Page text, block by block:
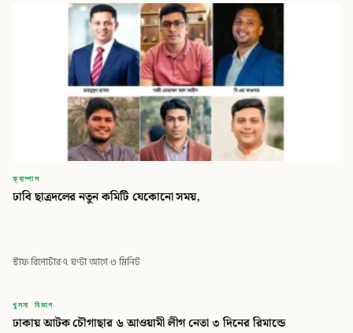
ক্যাম্পাস
ঢাবি ছাত্রদলের নতুন কমিটি যেকোনো সময়,
স্টাফ রিপোর্টার·৭ ঘণ্টা আগে·৩ মিনিট
বিডি
বিডি গ্লোবাল টাইমস
খুলনা বিভাগ
ঢাকায় আটক চৌগাছার ৬ আওয়ামী লীগ নেতা ৩ দিনের রিমান্ডে